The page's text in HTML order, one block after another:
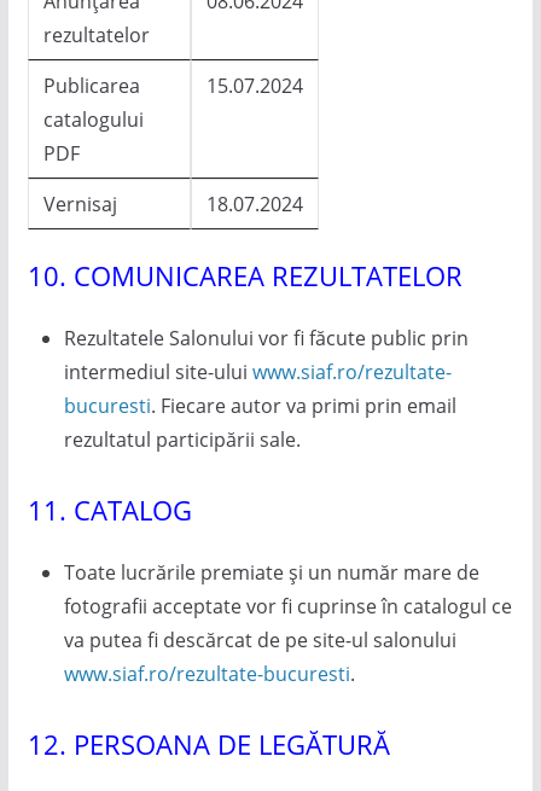
rezultatelor
Publicarea
catalogului
PDF
15.07.2024
Vernisaj 18.07.2024
10. COMUNICAREA REZULTATELOR
Rezultatele Salonului vor fi făcute public prin
intermediul site-ului www.siaf.ro/rezultate-
bucuresti. Fiecare autor va primi prin email
rezultatul participării sale.
11. CATALOG
Toate lucrările premiate și un număr mare de
fotografii acceptate vor fi cuprinse în catalogul ce
va putea fi descărcat de pe site-ul salonului
www.siaf.ro/rezultate-bucuresti.
12. PERSOANA DE LEGĂTURĂ